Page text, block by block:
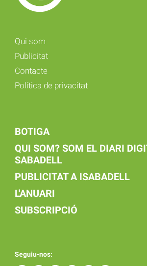
Qui som
Publicitat
Contacte
Política de privacitat
BOTIGA
QUI SOM? SOM EL DIARI
SABADELL
PUBLICITAT A ISABADELL
L'ANUARI
SUBSCRIPCIÓ
Seguiu-nos: